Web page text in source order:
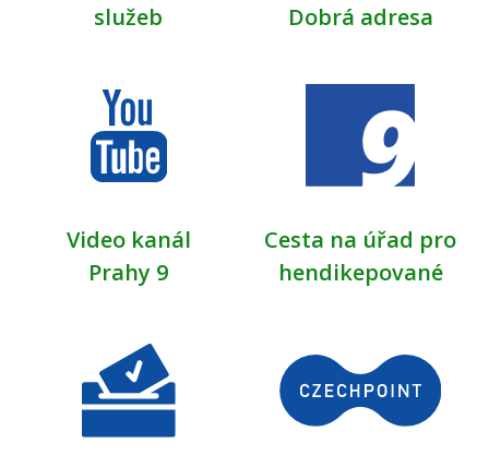
služeb
Dobrá adresa
Video kanál
Prahy 9
Cesta na úřad pro
hendikepované